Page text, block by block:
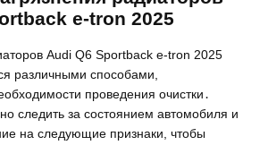
e-tron 2025
Audi Q6 Sportback e-tron 2025
различными способами,
проведения очистки․
следить за состоянием автомобиля и
на следующие признаки, чтобы